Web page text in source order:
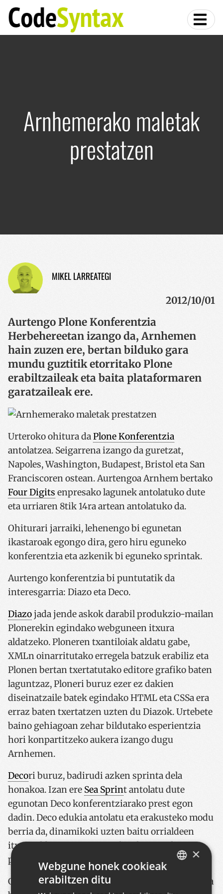
Arnhemerako maletak
prestatzen
MIKEL LARREATEGI
2012/10/01
Aurtengo Plone Konferentzia
Herbehereetan izango da, Arnhemen
hain zuzen ere, bertan bilduko gara
mundu guztitik etorritako Plone
erabiltzaileak eta baita plataformaren
garatzaileak ere.
Urteroko ohitura daPlone Konferentzia
antolatzea. Seigarrena izango da guretzat,
Napoles, Washington, Budapest, Bristol eta San
Franciscoren ostean. Aurtengoa Arnhem bertako
Four Digits enpresako lagunek antolatuko dute
eta urriaren 8tik 14ra artean antolatuko da.
Ohiturari jarraiki, lehenengo bi egunetan
ikastaroak egongo dira, gero hiru eguneko
konferentzia eta azkenik bi eguneko sprintak.
Aurtengo konferentzia bi puntutatik da
interesgarria: Diazo eta Deco.
Diazojada jende askok darabil produkzio-mailan
Plonerekin egindako webguneen itxura
aldatzeko. Ploneren txantiloiak aldatu gabe,
XMLn oinarritutako erregela batzuk erabiliz eta
Plonen bertan txertatutako editore grafiko baten
laguntzaz, Ploneri buruz ezer ez dakien
diseinatzaile batek egindako HTML eta CSSa era
erraz baten txertatzen uzten du Diazok. Urtebete
baino gehiagoan zehar bildutako esperientzia
hori konpartitzeko aukera izango dugu
Arnhemen.
Decori buruz, badirudi azken sprinta dela
honakoa. Izan ere Sea Sprint antolatu dute
egunotan Deco konferentziarako prest egon
dadin. Deco edukia antolatu eta erakusteko modu
berria da, dinamikoki uzten baitu orrialdeen
itxura aldatzen eta eremuak gehitu eta kentzen
programazio beharrik gabe.
Gu ere bertan izango gara, orain artekoa ikusi eta
×
Webgune honek cookieak
erabiltzen ditu